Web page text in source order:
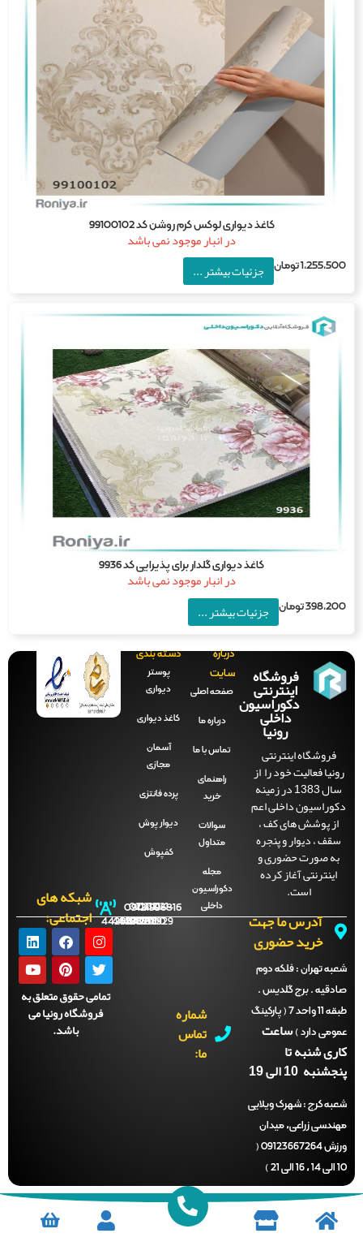
کاغذ دیواری لوکس کرم روشن کد 99100102
در انبار موجود نمی باشد
تومان جزئیات بیشتر ...
کاغذ دیواری گلدار برای پذیرایی کد 9936
در انبار موجود نمی باشد
تومان جزئیات بیشتر ...
فروشگاه
اینترنتی
دکوراسیون
داخلی
رونیا
فروشگاه اینترنتی
فعالیت خود را از
سال 1383 در زمینه
داخلی اعم
پوشش های کف ،
، دیوار و پنجره
صورت حضوری و
اینترنتی آغاز کرده
درباره
سایت
صفحه‌ اصلی
درباره ما
تماس با ما
راهنمای
سوالات
متداول
دکوراسیون
دسته بندی
کاغذ دیواری
آسمان
پرده فانتزی
دیوار پوش
کفپوش
آدرس ما جهت
خرید حضوری
تهران :فلکه دوم
. برج گلدیس .
طبقه 11 واحد 7 ( پارکینگ
دارد )ساعت
شنبه تا
10 الی 19
کرج :شهرک ویلایی
زراعی، میدان
ورزش 09123667264 (
شماره
تماس
09121996816
021-
44288929
021-
44288700
021-
44288701
021-
44288702
شبکه های
اجتماعی:
تمامی حقوق متعلق به
فروشگاه رونیا می
باشد.